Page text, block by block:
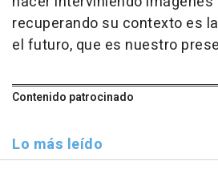
recuperando su contexto es
el futuro, que es nuestro
Contenido patrocinado
Lo más leído